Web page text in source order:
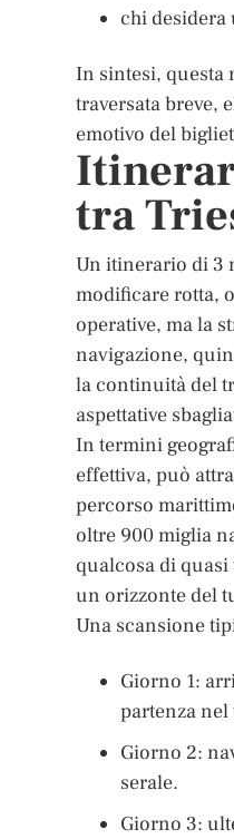
chi
In sintesi, questa
traversata breve,
emotivo del
tra
Un itinerario di 3
modificare rotta,
operative, ma la
navigazione,
la continuità del
aspettative
In termini
effettiva, può
percorso
oltre 900 miglia
qualcosa di
un orizzonte del
Una scansione
Giorno 1:
partenza
Giorno 2:
serale.
Giorno 3: